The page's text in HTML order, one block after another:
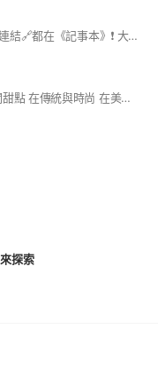
您終於來了 歡迎妳的加入 ➡️商品連結🔗都在《記事本》❗️ 大環境變化快速全民都有感受 店長阿嘉幫您把關每一項商品 找尋最經濟最實惠的價格 與大家同享
有關鮮果 有關果汁 有關茶飲 有關甜點 在傳統與時尚 在美味與用心之間 對於你的健康渴求我們將一一為你如願以嚐
探索